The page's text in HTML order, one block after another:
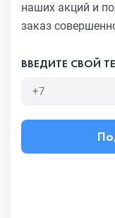
наших акций и
заказ
ВВЕДИТЕ СВОЙ